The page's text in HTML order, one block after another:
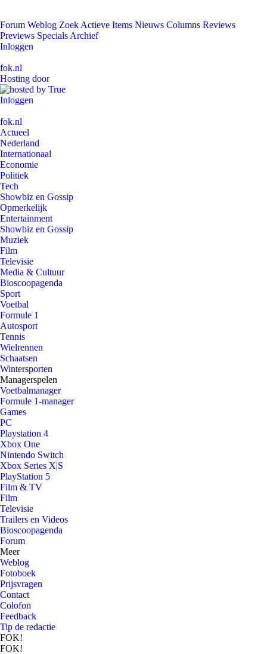
Forum Weblog Zoek Actieve Items Nieuws Columns Reviews
Previews Specials Archief
Inloggen
fok.nl
Hosting door
Inloggen
fok.nl
Actueel
Nederland
Internationaal
Economie
Politiek
Tech
Showbiz en Gossip
Opmerkelijk
Entertainment
Showbiz en Gossip
Muziek
Film
Televisie
Media & Cultuur
Bioscoopagenda
Sport
Voetbal
Formule 1
Autosport
Tennis
Wielrennen
Schaatsen
Wintersporten
Managerspelen
Voetbalmanager
Formule 1-manager
Games
PC
Playstation 4
Xbox One
Nintendo Switch
Xbox Series X|S
PlayStation 5
Film & TV
Film
Televisie
Trailers en Videos
Bioscoopagenda
Forum
Meer
Weblog
Fotoboek
Prijsvragen
Contact
Colofon
Feedback
Tip de redactie
FOK!
FOK!